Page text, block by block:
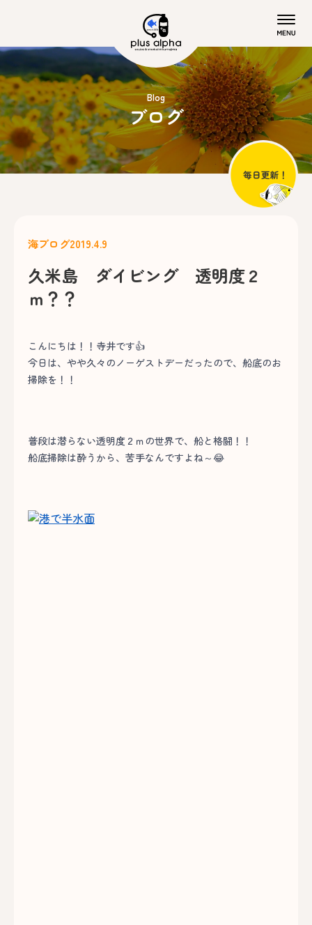
Blog
ブログ
海ブログ2019.4.9
久米島 ダイビング 透明度２
ｍ？？
こんにちは！！寺井です👍
今日は、やや久々のノーゲストデーだったので、船底のお
掃除を！！
普段は潜らない透明度２ｍの世界で、船と格闘！！
船底掃除は酔うから、苦手なんですよね～😂